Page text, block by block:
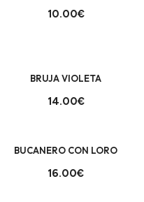
10.00€
BRUJA VIOLETA
14.00€
BUCANERO CON LORO
16.00€